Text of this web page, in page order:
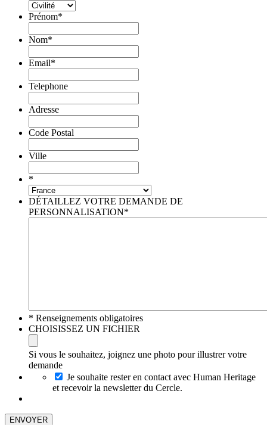
Prénom*
Nom*
Email*
Telephone
Adresse
Code Postal
Ville
*
DÉTAILLEZ VOTRE DEMANDE DE
PERSONNALISATION*
* Renseignements obligatoires
CHOISISSEZ UN FICHIER
Si vous le souhaitez, joignez une photo pour illustrer votre
demande
Je souhaite rester en contact avec Human Heritage
et recevoir la newsletter du Cercle.